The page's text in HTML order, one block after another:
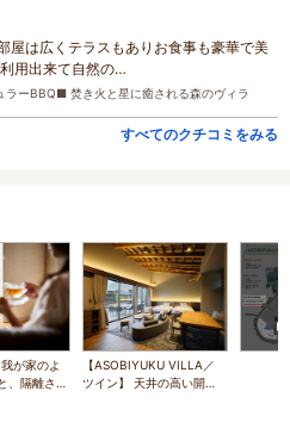
屋は広くテラスもありお食事も豪華で美
用出来て自然の…
ーBBQ■ 焚き火と星に癒される森のヴィラ
すべてのクチコミをみる
我が家のよ
、隔離され
【ASOBIYUKU VILLA／
ツイン】 天井の高い開放